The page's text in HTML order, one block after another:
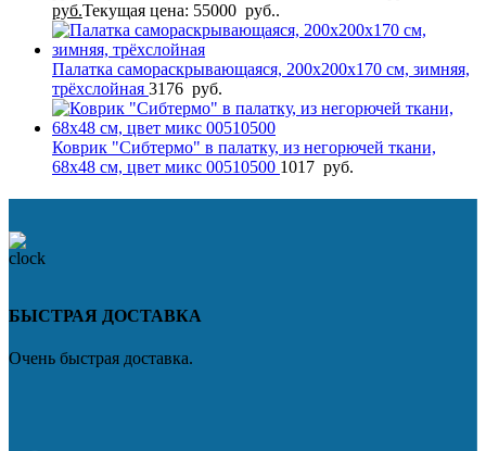
руб.Текущая цена: 55000 руб..
Палатка самораскрывающаяся, 200х200х170 см, зимняя,
трёхслойная 3176 руб.
Коврик "Сибтермо" в палатку, из негорючей ткани,
68х48 см, цвет микс 00510500 1017 руб.
БЫСТРАЯ ДОСТАВКА
Очень быстрая доставка.